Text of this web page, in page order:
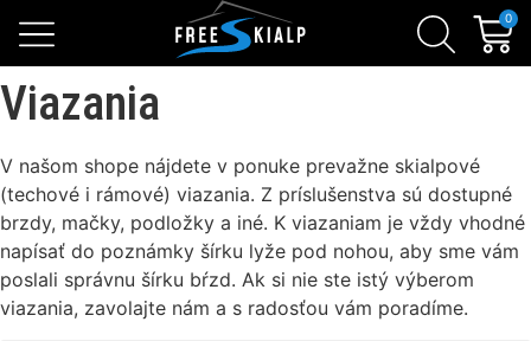
0
Viazania
V našom shope nájdete v ponuke prevažne skialpové
(techové i rámové) viazania. Z príslušenstva sú dostupné
brzdy, mačky, podložky a iné. K viazaniam je vždy vhodné
napísať do poznámky šírku lyže pod nohou, aby sme vám
poslali správnu šírku bŕzd. Ak si nie ste istý výberom
viazania, zavolajte nám a s radosťou vám poradíme.